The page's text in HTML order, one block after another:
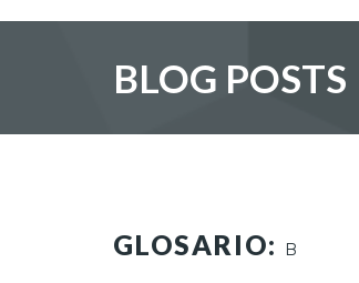
BLOG POSTS
GLOSARIO: B